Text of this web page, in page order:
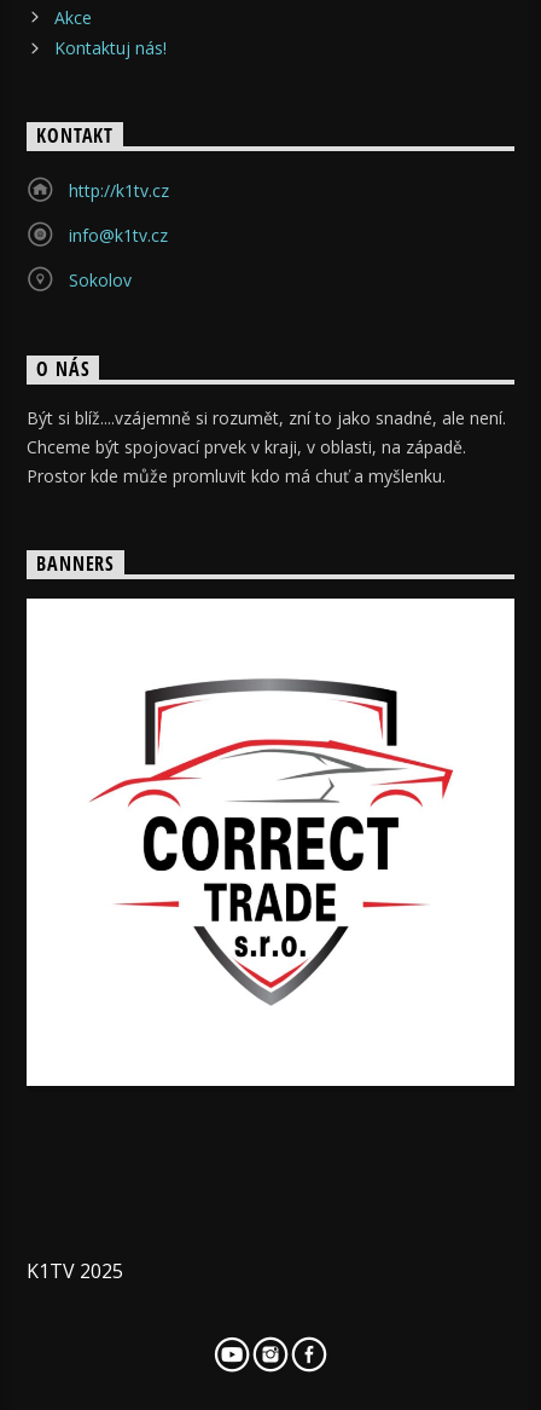
Akce
Kontaktuj nás!
KONTAKT
http://k1tv.cz
info@k1tv.cz
Sokolov
O NÁS
Být si blíž....vzájemně si rozumět, zní to jako snadné, ale není.
Chceme být spojovací prvek v kraji, v oblasti, na západě.
Prostor kde může promluvit kdo má chuť a myšlenku.
BANNERS
K1TV 2025